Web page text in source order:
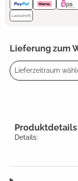
Lastschrift
Lieferung zum
Lieferzeitraum
Produktdetails
Details: